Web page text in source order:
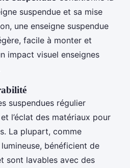
suspendue et sa mise
une enseigne suspendue
facile à monter et
impact visuel enseignes
suspendues régulier
l’éclat des matériaux pour
La plupart, comme
lumineuse, bénéficient de
sont lavables avec des